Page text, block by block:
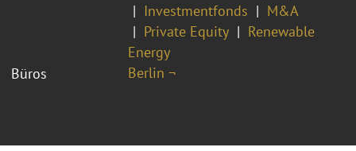
Investmentfonds
M&A
Private Equity
Renewable
Energy
Büros
Berlin ¬